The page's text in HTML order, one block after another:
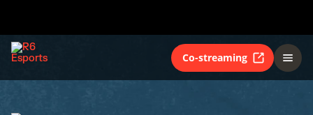
Co-streaming